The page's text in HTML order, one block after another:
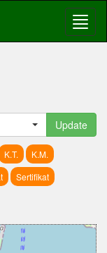
Update
K.T.
K.M.
Sertifikat